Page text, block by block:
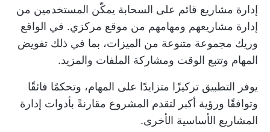
إدارة مشاريع قائم على السحابة يمكّن المستخدمين من
إدارة مشاريعهم ومهامهم من موقع مركزي. في الواقع
وريك مجموعة متنوعة من الميزات، بما في ذلك تفويض
المهام وتتبع الوقت ومشاركة الملفات والمزيد.
يوفر التطبيق تركيزًا متزايدًا على المهام، وتحكمًا فائقًا
وتوافقًا ورؤية أكبر لتقدم المشروع مقارنةً بأدوات إدارة
المشاريع الأساسية الأخرى.